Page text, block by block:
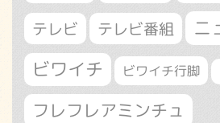
テレビ テレビ番組 ニ
ビワイチ ビワイチ行脚
フレフレアミンチュ